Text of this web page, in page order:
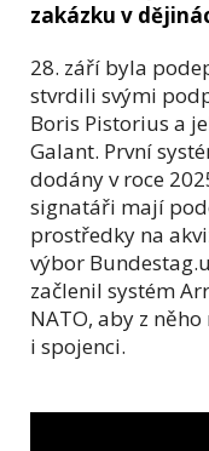
zakázku v
28. září byla
stvrdili svými
Boris Pistorius a
Galant. První
dodány v roce
signatáři mají
prostředky na
výbor
začlenil systém
NATO, aby z
i spojenci.